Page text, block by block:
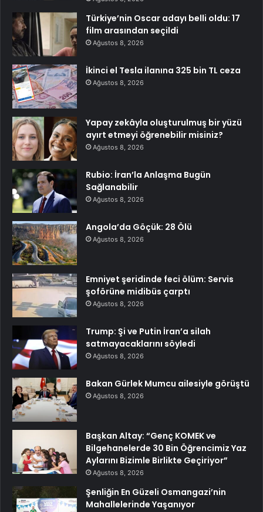
Türkiye’nin Oscar adayı belli oldu: 17
film arasından seçildi
Ağustos 8, 2026
İkinci el Tesla ilanına 325 bin TL ceza
Ağustos 8, 2026
Yapay zekâyla oluşturulmuş bir yüzü
ayırt etmeyi öğrenebilir misiniz?
Ağustos 8, 2026
Rubio: İran’la Anlaşma Bugün
Sağlanabilir
Ağustos 8, 2026
Angola’da Göçük: 28 Ölü
Ağustos 8, 2026
Emniyet şeridinde feci ölüm: Servis
şoförüne midibüs çarptı
Ağustos 8, 2026
Trump: Şi ve Putin İran’a silah
satmayacaklarını söyledi
Ağustos 8, 2026
Bakan Gürlek Mumcu ailesiyle görüştü
Ağustos 8, 2026
Başkan Altay: “Genç KOMEK ve
Bilgehanelerde 30 Bin Öğrencimiz Yaz
Aylarını Bizimle Birlikte Geçiriyor”
Ağustos 8, 2026
Şenliğin En Güzeli Osmangazi’nin
Mahallelerinde Yaşanıyor